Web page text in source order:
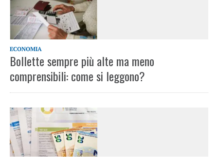
ECONOMIA
Bollette sempre più alte ma meno
comprensibili: come si leggono?